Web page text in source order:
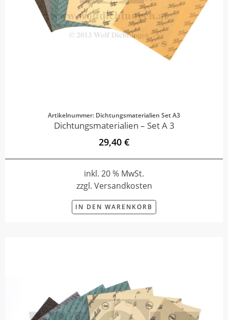
Artikelnummer: Dichtungsmaterialien Set A3
Dichtungsmaterialien – Set A 3
29,40 €
inkl. 20 % MwSt.
zzgl. Versandkosten
IN DEN WARENKORB